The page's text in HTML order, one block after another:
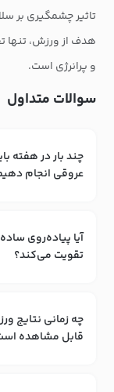
تاثیر چشمگیری بر
هدف از ورزش، تنها
و پرانرژی است.
سوالات متداول
چند بار در هفته
عروقی انجام
آیا پیاده‌روی
تقویت می‌کند؟
چه زمانی نتایج
قابل مشاهده